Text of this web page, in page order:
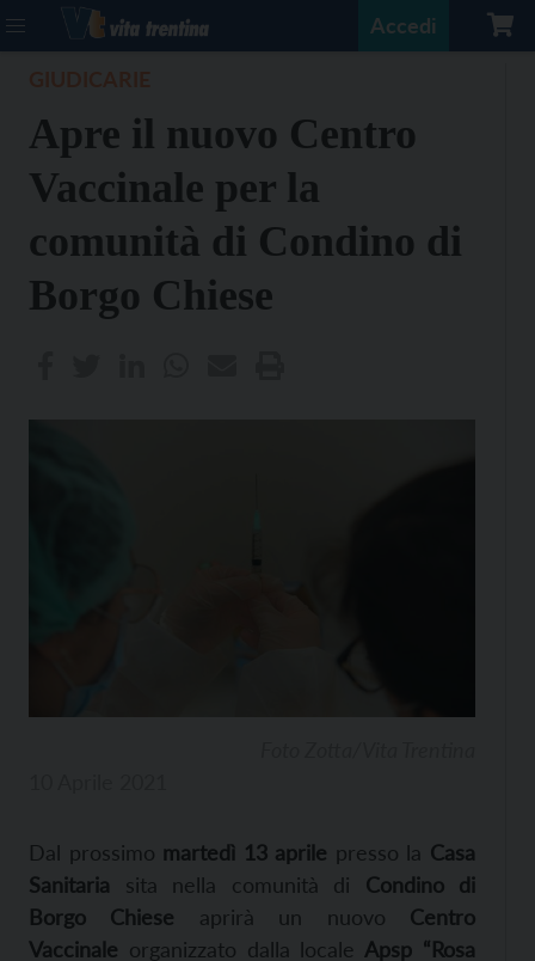
Accedi
Apre il nuovo Centro
Vaccinale per la
comunità di Condino di
Borgo Chiese
Dal prossimo martedì 13 aprile presso la Casa
Sanitaria sita nella comunità di Condino di
Borgo Chiese aprirà un nuovo Centro
Vaccinale organizzato dalla locale Apsp “Rosa